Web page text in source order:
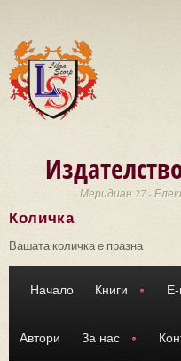
Меридиан 27 -
Количка
Вашата количка е празна
Начало Книги Е-
Автори За нас